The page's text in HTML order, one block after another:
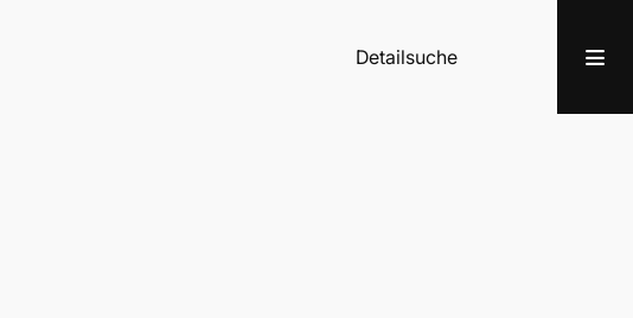
Detailsuche